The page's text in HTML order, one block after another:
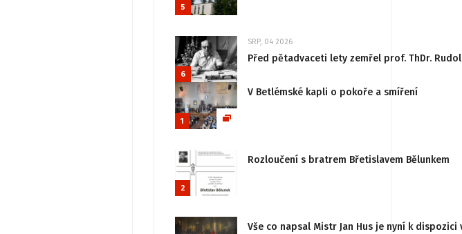
5
6
SRP, 04 2026
Před pětadvaceti lety zemřel prof. ThDr.
1
V Betlémské kapli o pokoře a smíření
2
Rozloučení s bratrem Břetislavem Bělunkem
Vše co napsal Mistr Jan Hus je nyní k